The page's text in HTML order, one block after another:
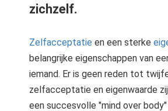
zichzelf.
Zelfacceptatie en een sterke
belangrijke eigenschappen van
iemand. Er is geen reden tot
zelfacceptatie en eigenwaarde
een succesvolle "mind over